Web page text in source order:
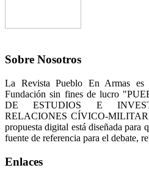
Sobre Nosotros
La Revista Pueblo En Armas
Fundación sin fines de lucro
DE ESTUDIOS E
RELACIONES CÍVICO-
propuesta digital está diseñada para
fuente de referencia para el debate,
Enlaces